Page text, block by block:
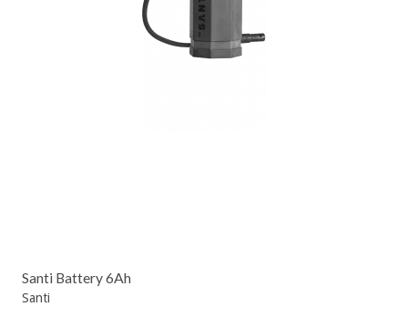
Santi Battery 6Ah
Santi